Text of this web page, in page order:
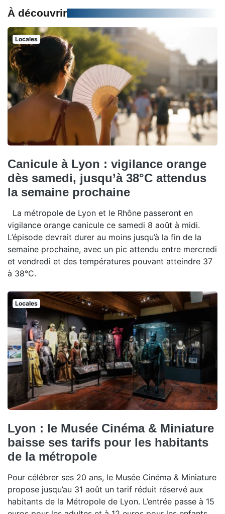
À découvrir
Locales
Canicule à Lyon : vigilance orange
dès samedi, jusqu’à 38°C attendus
la semaine prochaine
La métropole de Lyon et le Rhône passeront en
vigilance orange canicule ce samedi 8 août à midi.
L’épisode devrait durer au moins jusqu’à la fin de la
semaine prochaine, avec un pic attendu entre mercredi
et vendredi et des températures pouvant atteindre 37
à 38°C.
Locales
Lyon : le Musée Cinéma & Miniature
baisse ses tarifs pour les habitants
de la métropole
Pour célébrer ses 20 ans, le Musée Cinéma & Miniature
propose jusqu’au 31 août un tarif réduit réservé aux
habitants de la Métropole de Lyon. L’entrée passe à 15